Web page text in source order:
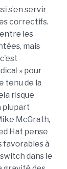
s’en servir
correctifs.
les
mais
» pour
tenu de la
risque
plupart
McGrath,
Hat pense
favorables à
dans le